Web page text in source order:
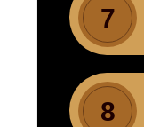
7
8